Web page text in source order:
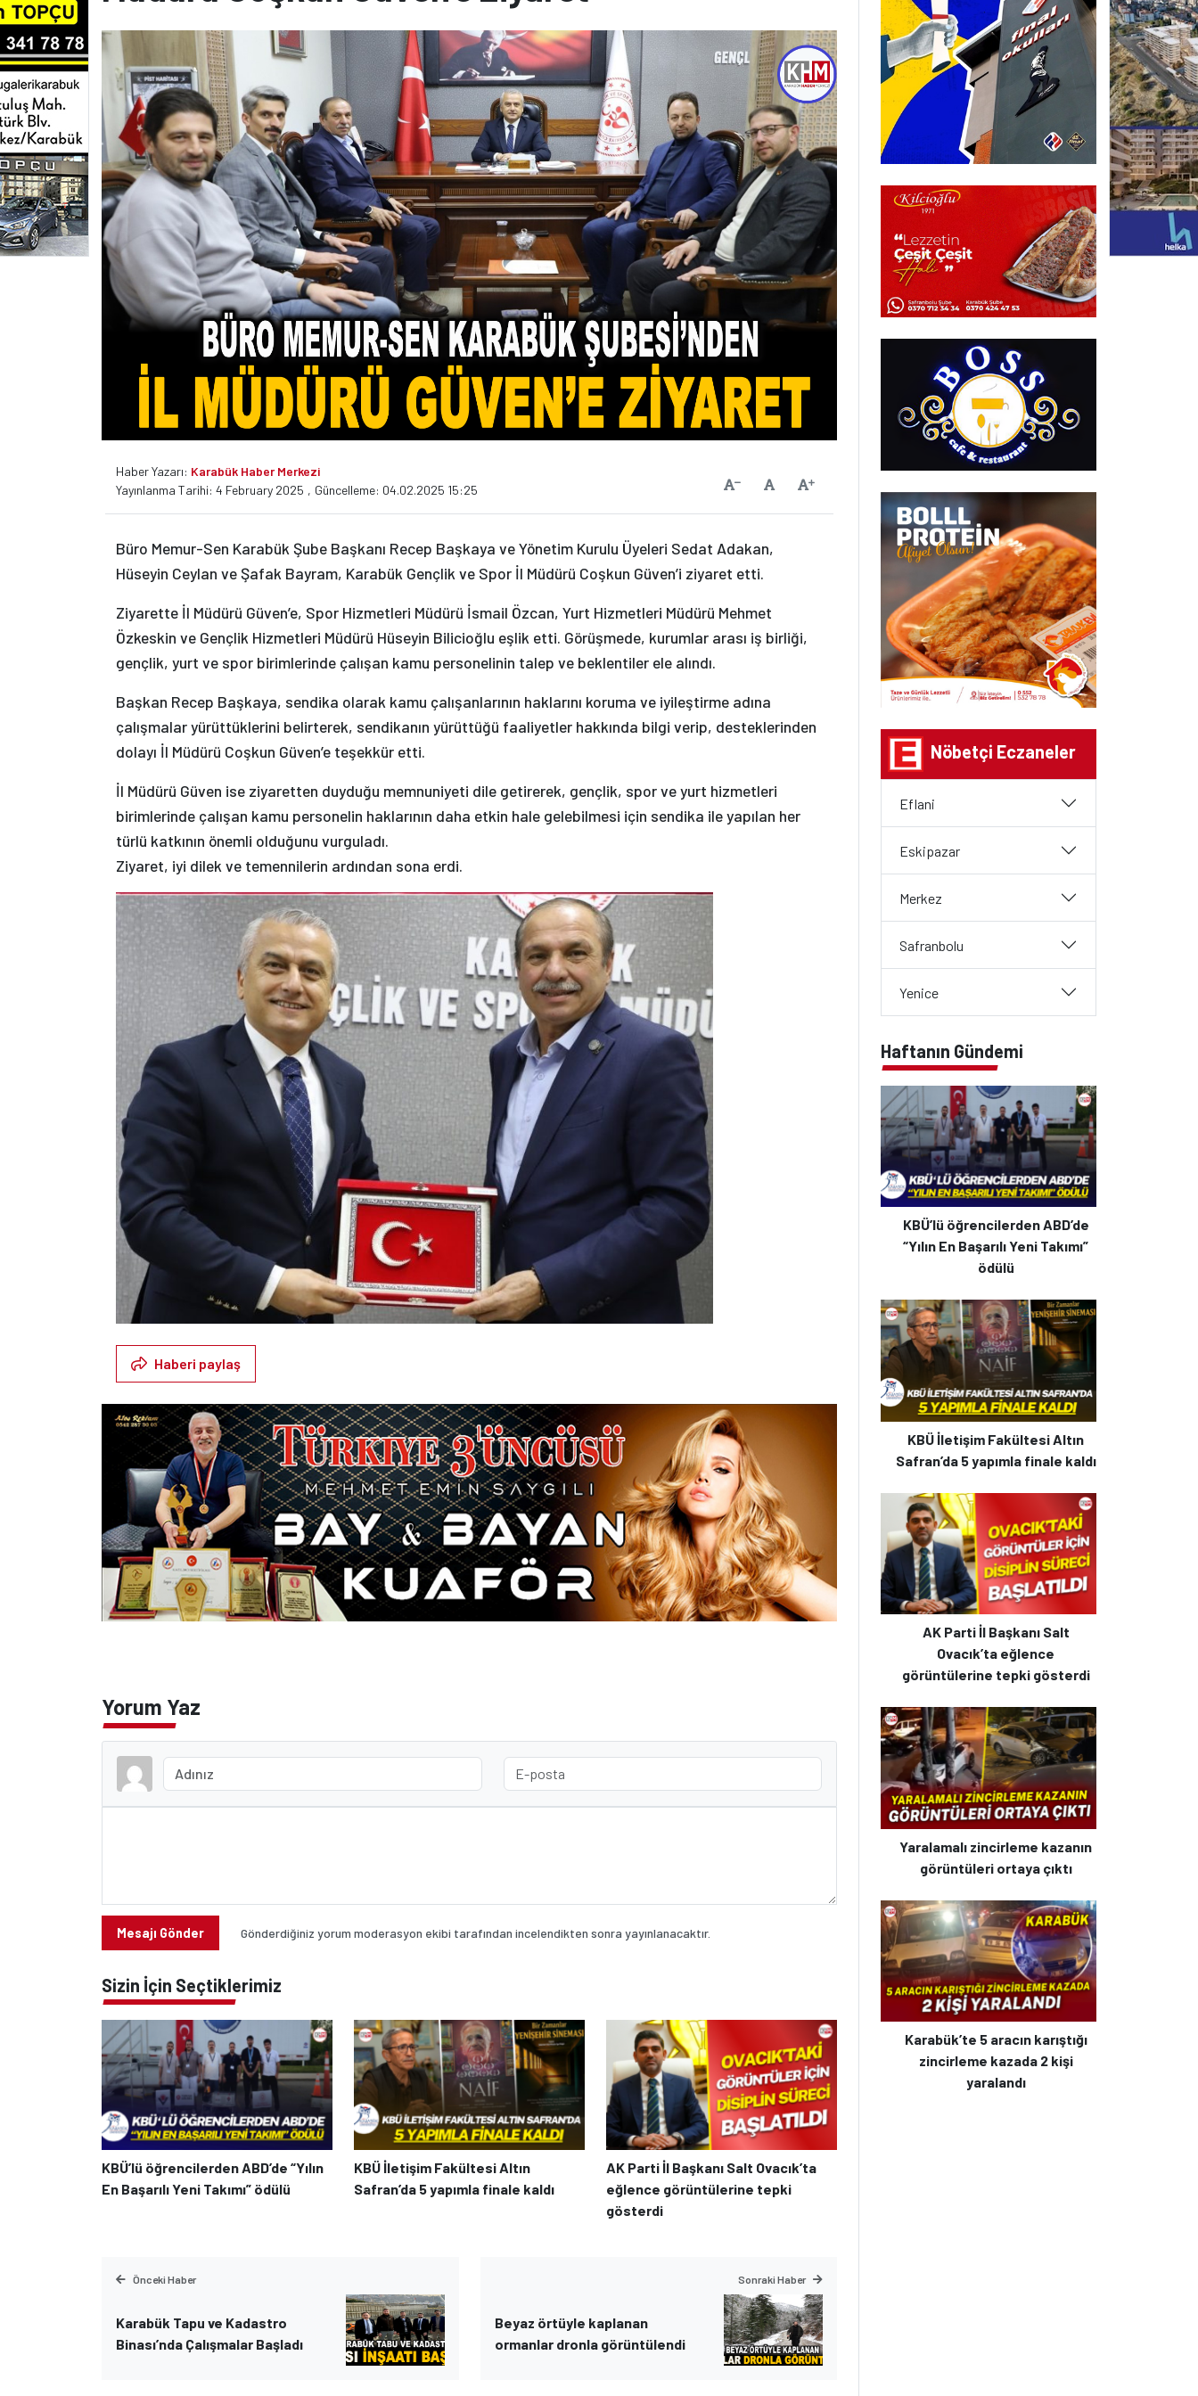
Haber Yazarı: Karabük Haber Merkezi
Yayınlanma Tarihi: 4 February 2025 , Güncelleme: 04.02.2025 15:25 Yazıyı KüçültVarsayılanYazıyı Büyüt
Büro Memur-Sen Karabük Şube Başkanı Recep Başkaya ve Yönetim Kurulu Üyeleri Sedat Adakan,
Hüseyin Ceylan ve Şafak Bayram, Karabük Gençlik ve Spor İl Müdürü Coşkun Güven’i ziyaret etti.
Ziyarette İl Müdürü Güven’e, Spor Hizmetleri Müdürü İsmail Özcan, Yurt Hizmetleri Müdürü Mehmet
Özkeskin ve Gençlik Hizmetleri Müdürü Hüseyin Bilicioğlu eşlik etti. Görüşmede, kurumlar arası iş birliği,
gençlik, yurt ve spor birimlerinde çalışan kamu personelinin talep ve beklentiler ele alındı.
Başkan Recep Başkaya, sendika olarak kamu çalışanlarının haklarını koruma ve iyileştirme adına
çalışmalar yürüttüklerini belirterek, sendikanın yürüttüğü faaliyetler hakkında bilgi verip, desteklerinden
dolayı İl Müdürü Coşkun Güven’e teşekkür etti.
İl Müdürü Güven ise ziyaretten duyduğu memnuniyeti dile getirerek, gençlik, spor ve yurt hizmetleri
birimlerinde çalışan kamu personelin haklarının daha etkin hale gelebilmesi için sendika ile yapılan her
türlü katkının önemli olduğunu vurguladı.
Ziyaret, iyi dilek ve temennilerin ardından sona erdi.
Haberi paylaş
Yorum Yaz
Mesajı Gönder Gönderdiğiniz yorum moderasyon ekibi tarafından incelendikten sonra yayınlanacaktır.
Sizin İçin Seçtiklerimiz
KBÜ’lü öğrencilerden ABD’de “Yılın
En Başarılı Yeni Takımı” ödülü
KBÜ İletişim Fakültesi Altın
Safran’da 5 yapımla finale kaldı
AK Parti İl Başkanı Salt Ovacık’ta
eğlence görüntülerine tepki
gösterdi
Önceki Haber
Karabük Tapu ve Kadastro
Binası’nda Çalışmalar Başladı
Sonraki Haber
Beyaz örtüyle kaplanan
ormanlar dronla görüntülendi
Nöbetçi Eczaneler
Eflani
Eskipazar
Merkez
Safranbolu
Yenice
Haftanın Gündemi
KBÜ’lü öğrencilerden ABD’de
“Yılın En Başarılı Yeni Takımı”
ödülü
KBÜ İletişim Fakültesi Altın
Safran’da 5 yapımla finale kaldı
AK Parti İl Başkanı Salt
Ovacık’ta eğlence
görüntülerine tepki gösterdi
Yaralamalı zincirleme kazanın
görüntüleri ortaya çıktı
Karabük’te 5 aracın karıştığı
zincirleme kazada 2 kişi
yaralandı